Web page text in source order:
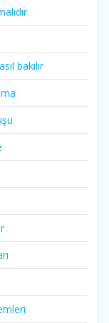
bakılır